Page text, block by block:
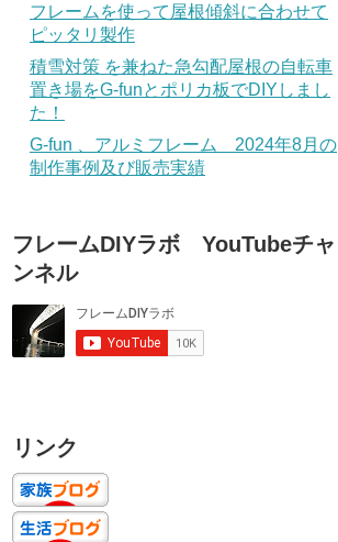
フレームを使って屋根傾斜に合わせて
ピッタリ製作
積雪対策 を兼ねた急勾配屋根の自転車
置き場をG-funとポリカ板でDIYしまし
た！
G-fun 、アルミフレーム 2024年8月の
制作事例及び販売実績
フレームDIYラボ YouTubeチャ
ンネル
リンク